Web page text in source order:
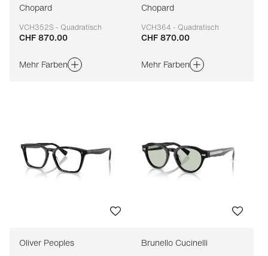
Chopard
VCH352S - Quadratisch
Anpassbar
CHF 870.00
Mehr Farben
Chopard
VCH364 - Quadratisch
Anpassbar
CHF 870.00
Mehr Farben
Oliver Peoples Brunello Cucinelli